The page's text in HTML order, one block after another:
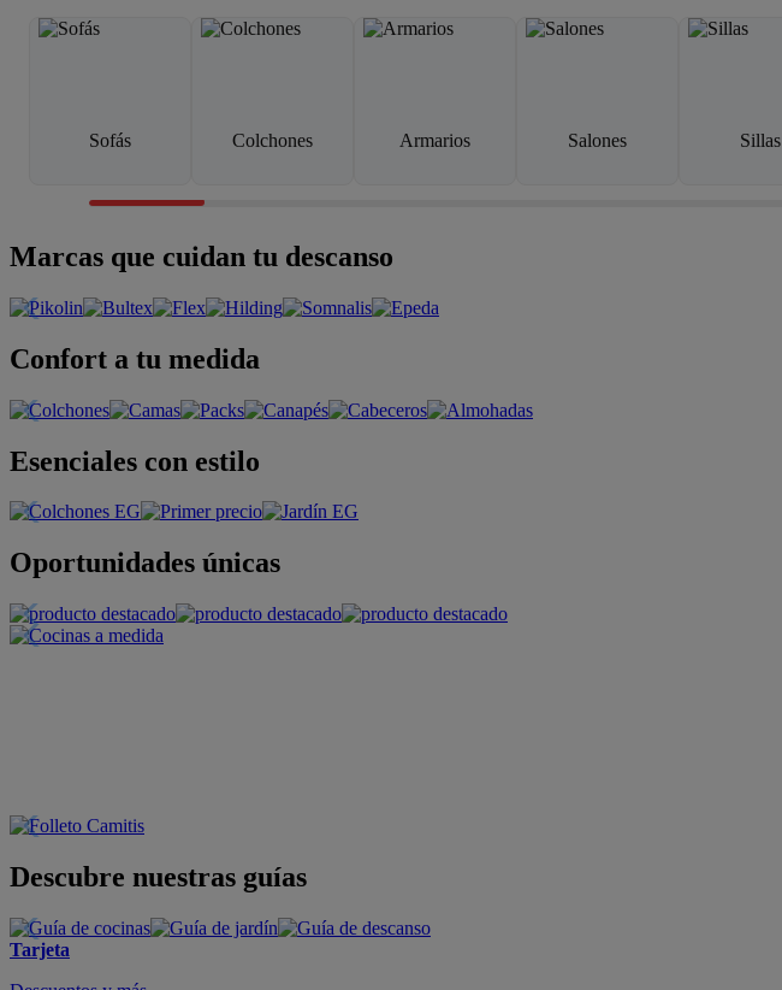
Sofás Colchones Armarios Salones Sillas
Marcas que cuidan tu descanso
Confort a tu medida
Esenciales con estilo
Oportunidades únicas
Descubre nuestras guías
Tarjeta